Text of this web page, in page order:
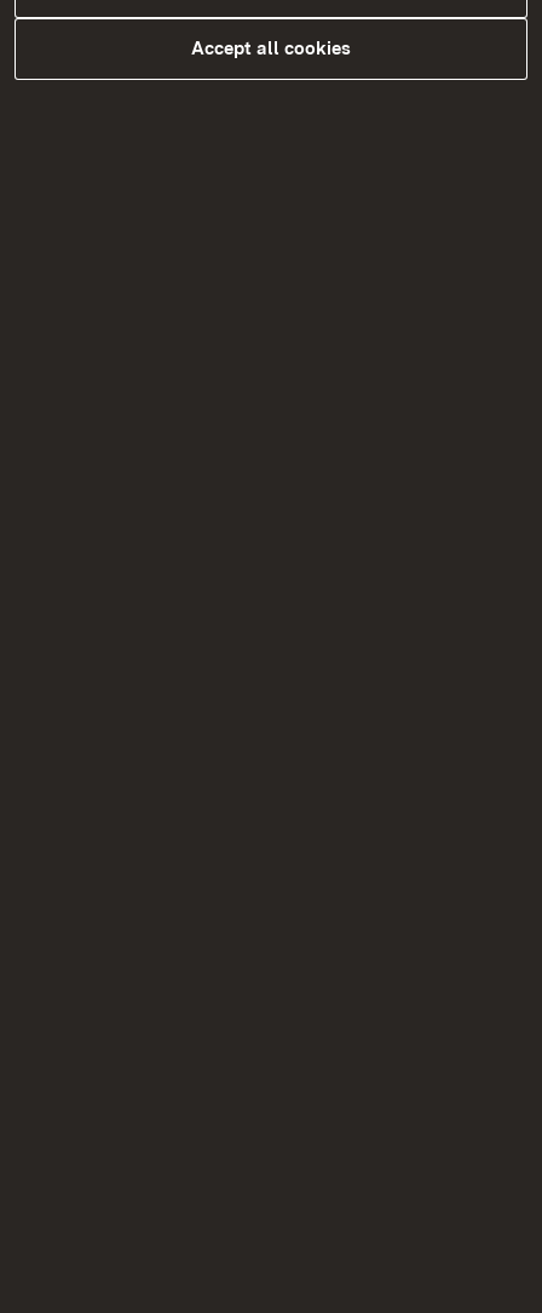
Warum ist FaMooS als landesweit tätige
Anlaufstelle beim Regierungspräsidium
Accept all cookies